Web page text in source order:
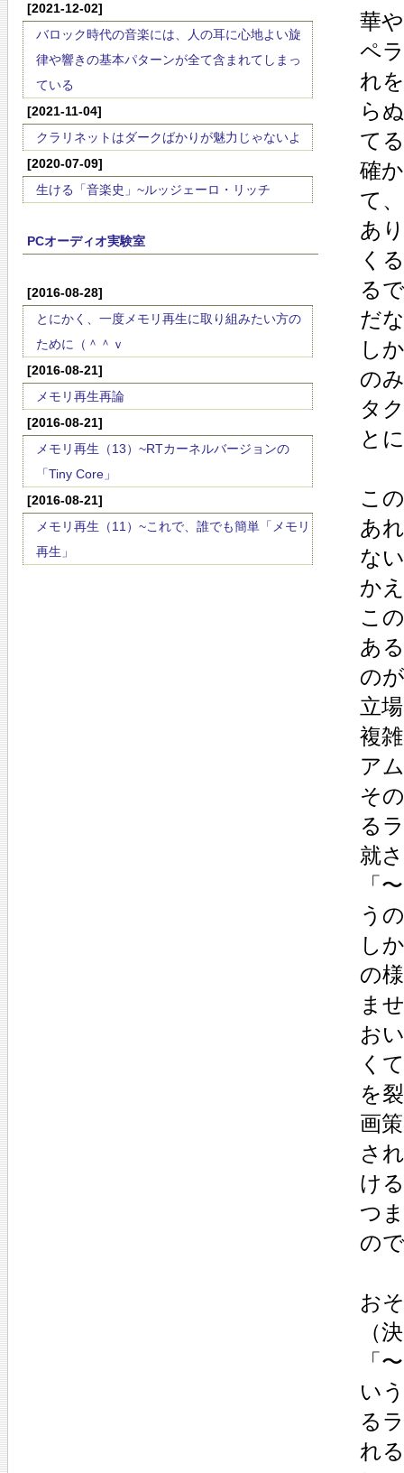
[2021-12-02]
バロック時代の音楽には、人の耳に心地よい旋
律や響きの基本パターンが全て含まれてしまっ
ている
[2021-11-04]
クラリネットはダークばかりが魅力じゃないよ
[2020-07-09]
生ける「音楽史」~ルッジェーロ・リッチ
PCオーディオ実験室
[2016-08-28]
とにかく、一度メモリ再生に取り組みたい方の
ために（＾＾ｖ
[2016-08-21]
メモリ再生再論
[2016-08-21]
メモリ再生（13）~RTカーネルバージョンの
「Tiny Core」
[2016-08-21]
メモリ再生（11）~これで、誰でも簡単「メモリ
再生」
華
ペ
れ
ら
て
確
て
あ
く
る
だ
し
の
タ
と
こ
あ
な
か
こ
あ
の
立
複
ア
そ
る
就
「
う
し
の
ま
お
く
を
画
さ
け
つ
の
お
（
「
い
る
れ